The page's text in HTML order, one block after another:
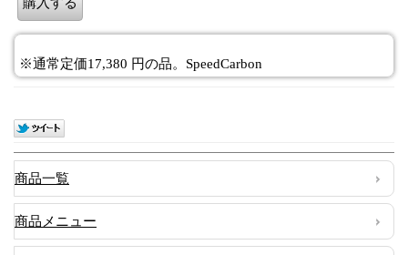
※通常定価17,380 円の品。SpeedCarbon
商品一覧
商品メニュー